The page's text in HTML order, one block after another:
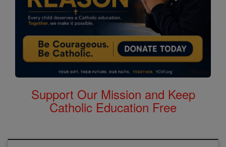
Support Our Mission and Keep
Catholic Education Free